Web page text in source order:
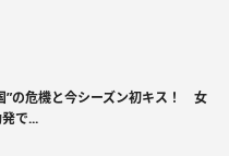
”の危機と今シーズン初キス！ 女
で...